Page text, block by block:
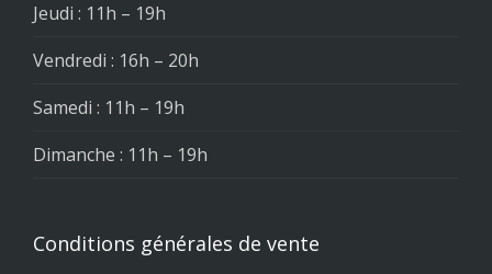
Jeudi : 11h – 19h
Vendredi : 16h – 20h
Samedi : 11h – 19h
Dimanche : 11h – 19h
Conditions générales de vente